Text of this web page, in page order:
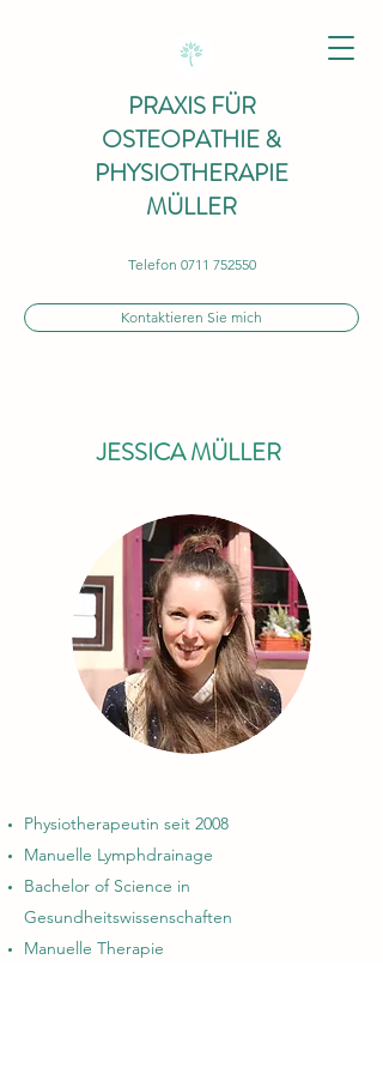
PRAXIS FÜR
OSTEOPATHIE &
PHYSIOTHERAPIE
MÜLLER
Telefon 0711 752550
Kontaktieren Sie mich
JESSICA MÜLLER
Physiotherapeutin seit 2008
Manuelle Lymphdrainage
Bachelor of Science in
Gesundheitswissenschaften
Manuelle Therapie